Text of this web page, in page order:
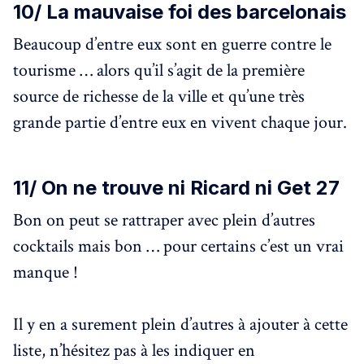
10/ La mauvaise foi des barcelonais
Beaucoup d’entre eux sont en guerre contre le
tourisme … alors qu’il s’agit de la première
source de richesse de la ville et qu’une très
grande partie d’entre eux en vivent chaque jour.
11/ On ne trouve ni Ricard ni Get 27
Bon on peut se rattraper avec plein d’autres
cocktails mais bon … pour certains c’est un vrai
manque !
Il y en a surement plein d’autres à ajouter à cette
liste, n’hésitez pas à les indiquer en